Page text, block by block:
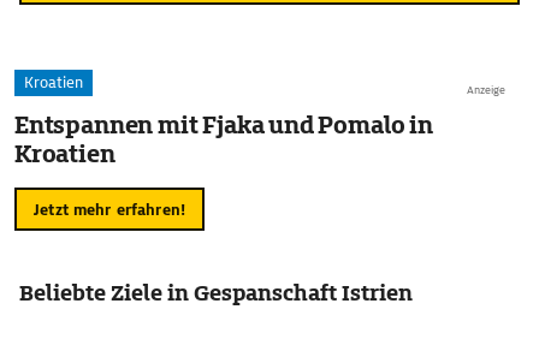
Anzeige
Kroatien
Entspannen mit Fjaka und Pomalo in
Kroatien
Jetzt mehr erfahren!
Beliebte Ziele in Gespanschaft Istrien